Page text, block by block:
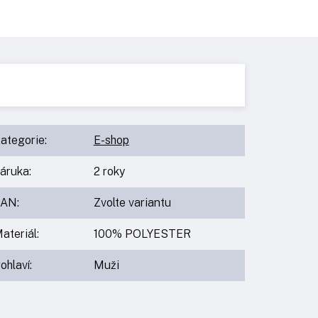
: E-shop
: 2 roky
: Zvolte variantu
: 100% POLYESTER
: Muži